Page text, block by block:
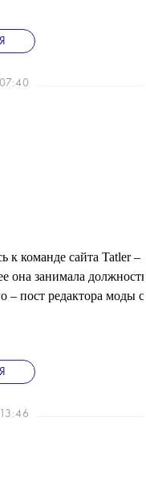
команде сайта Tatler –
она занимала
– пост редактора моды